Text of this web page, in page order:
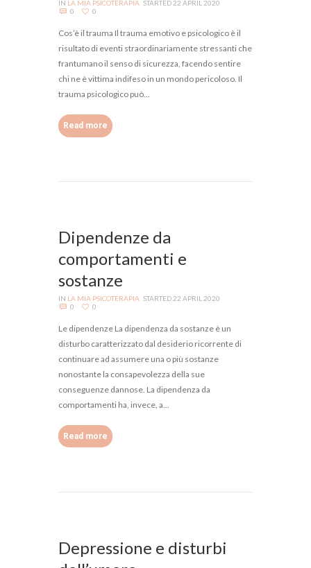
IN LA MIA PSICOTERAPIA STARTED22 APRIL 2020
0
0
Cos’è il trauma Il trauma emotivo e psicologico è il
risultato di eventi straordinariamente stressanti che
frantumano il senso di sicurezza, facendo sentire
chi ne è vittima indifeso in un mondo pericoloso. Il
trauma psicologico può...
Read more
Dipendenze da
comportamenti e
sostanze
IN LA MIA PSICOTERAPIA STARTED22 APRIL 2020
0
0
Le dipendenze La dipendenza da sostanze è un
disturbo caratterizzato dal desiderio ricorrente di
continuare ad assumere una o più sostanze
nonostante la consapevolezza della sue
conseguenze dannose. La dipendenza da
comportamenti ha, invece, a...
Read more
Depressione e disturbi